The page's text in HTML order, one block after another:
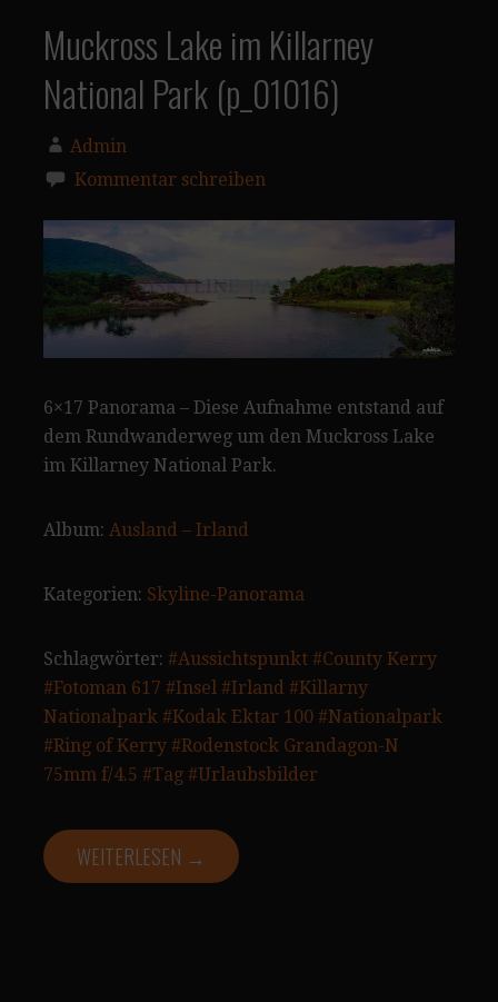
Muckross Lake im Killarney
National Park (p_01016)
Admin
Kommentar schreiben
6×17 Panorama – Diese Aufnahme entstand auf
dem Rundwanderweg um den Muckross Lake
im Killarney National Park.
Album: Ausland – Irland
Kategorien: Skyline-Panorama
Schlagwörter: #Aussichtspunkt #County Kerry
#Fotoman 617 #Insel #Irland #Killarny
Nationalpark #Kodak Ektar 100 #Nationalpark
#Ring of Kerry #Rodenstock Grandagon-N
75mm f/4.5 #Tag #Urlaubsbilder
WEITERLESEN →